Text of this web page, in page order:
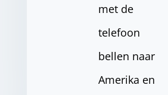
met de
telefoon
bellen naar
Amerika en